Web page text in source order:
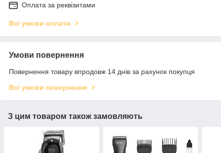
Оплата за реквізитами
Всі умови оплати
Умови повернення
Повернення товару впродовж 14 днів за рахунок покупця
Всі умови повернення
З цим товаром також замовляють